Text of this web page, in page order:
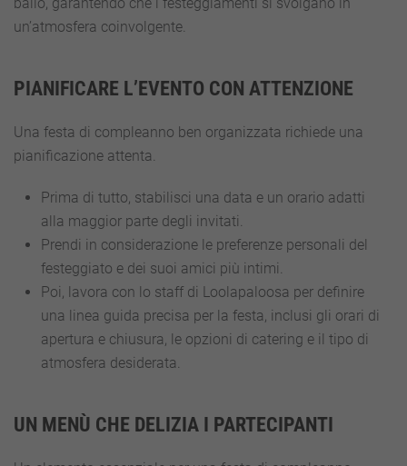
ballo, garantendo che i festeggiamenti si svolgano in
un’atmosfera coinvolgente.
PIANIFICARE L’EVENTO CON ATTENZIONE
Una festa di compleanno ben organizzata richiede una
pianificazione attenta.
Prima di tutto, stabilisci una data e un orario adatti
alla maggior parte degli invitati.
Prendi in considerazione le preferenze personali del
festeggiato e dei suoi amici più intimi.
Poi, lavora con lo staff di Loolapaloosa per definire
una linea guida precisa per la festa, inclusi gli orari di
apertura e chiusura, le opzioni di catering e il tipo di
atmosfera desiderata.
UN MENÙ CHE DELIZIA I PARTECIPANTI